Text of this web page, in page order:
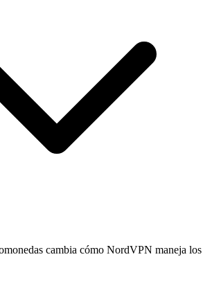
cambia cómo NordVPN maneja los